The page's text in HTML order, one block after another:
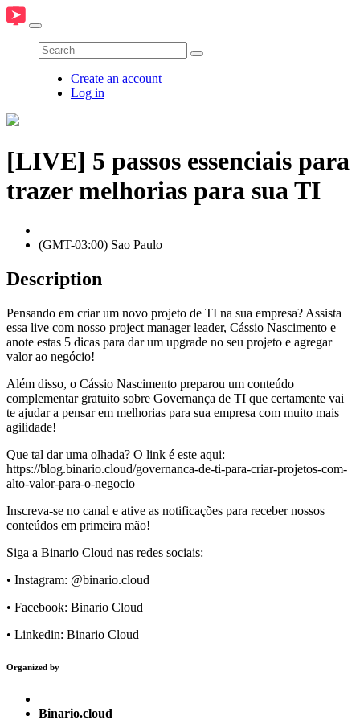
Create an account
Log in
[LIVE] 5 passos essenciais para
trazer melhorias para sua TI
(GMT-03:00) Sao Paulo
Description
Pensando em criar um novo projeto de TI na sua empresa? Assista
essa live com nosso project manager leader, Cássio Nascimento e
anote estas 5 dicas para dar um upgrade no seu projeto e agregar
valor ao negócio!
Além disso, o Cássio Nascimento preparou um conteúdo
complementar gratuito sobre Governança de TI que certamente vai
te ajudar a pensar em melhorias para sua empresa com muito mais
agilidade!
Que tal dar uma olhada? O link é este aqui:
https://blog.binario.cloud/governanca-de-ti-para-criar-projetos-com-
alto-valor-para-o-negocio
Inscreva-se no canal e ative as notificações para receber nossos
conteúdos em primeira mão!
Siga a Binario Cloud nas redes sociais:
• Instagram: @binario.cloud
• Facebook: Binario Cloud
• Linkedin: Binario Cloud
Organized by
Binario.cloud